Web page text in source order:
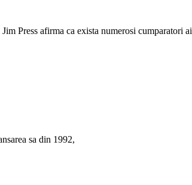
Press afirma ca exista numerosi cumparatori ai
sa din 1992,